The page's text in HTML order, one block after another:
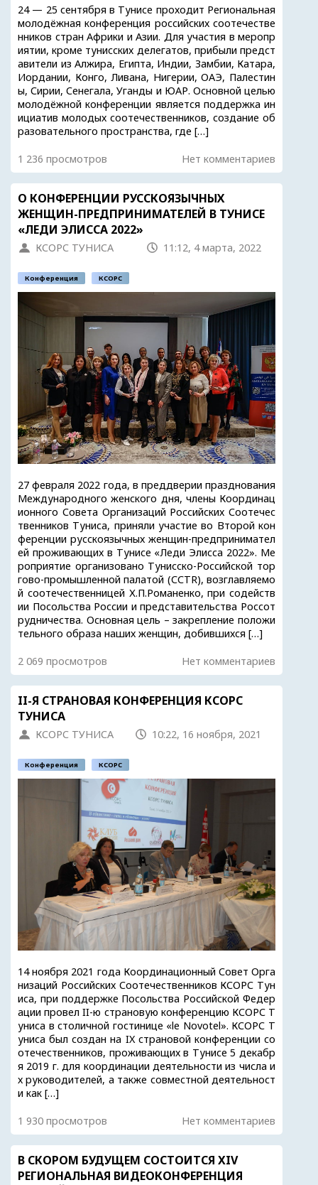
24 — 25 сентября в Тунисе проходит Региональная
молодёжная конференция российских соотечестве
нников стран Африки и Азии. Для участия в меропр
иятии, кроме тунисских делегатов, прибыли предст
авители из Алжира, Египта, Индии, Замбии, Катара,
Иордании, Конго, Ливана, Нигерии, ОАЭ, Палестин
ы, Сирии, Сенегала, Уганды и ЮАР. Основной целью
молодёжной конференции является поддержка ин
ициатив молодых соотечественников, создание об
разовательного пространства, где […]
1 236 просмотров Нет комментариев
О КОНФЕРЕНЦИИ РУССКОЯЗЫЧНЫХ
ЖЕНЩИН-ПРЕДПРИНИМАТЕЛЕЙ В ТУНИСЕ
«ЛЕДИ ЭЛИССА 2022»
КСОРС ТУНИСА 11:12, 4 марта, 2022
Конференция КСОРС
27 февраля 2022 года, в преддверии празднования
Международного женского дня, члены Координац
ионного Совета Организаций Российских Соотечес
твенников Туниса, приняли участие во Второй кон
ференции русскоязычных женщин-предпринимател
ей проживающих в Тунисе «Леди Элисса 2022». Ме
роприятие организовано Тунисско-Российской тор
гово-промышленной палатой (CCTR), возглавляемо
й соотечественницей Х.П.Романенко, при содейств
ии Посольства России и представительства Россот
рудничества. Основная цель – закрепление положи
тельного образа наших женщин, добившихся […]
2 069 просмотров Нет комментариев
II-Я СТРАНОВАЯ КОНФЕРЕНЦИЯ КСОРС
ТУНИСА
КСОРС ТУНИСА 10:22, 16 ноября, 2021
Конференция КСОРС
14 ноября 2021 года Координационный Совет Орга
низаций Российских Соотечественников КСОРС Тун
иса, при поддержке Посольства Российской Федер
ации провел II-ю страновую конференцию КСОРС Т
униса в столичной гостинице «le Novotel». КСОРС Т
униса был создан на IX страновой конференции со
отечественников, проживающих в Тунисе 5 декабр
я 2019 г. для координации деятельности из числа и
х руководителей, а также совместной деятельност
и как […]
1 930 просмотров Нет комментариев
В СКОРОМ БУДУЩЕМ СОСТОИТСЯ XIV
РЕГИОНАЛЬНАЯ ВИДЕОКОНФЕРЕНЦИЯ